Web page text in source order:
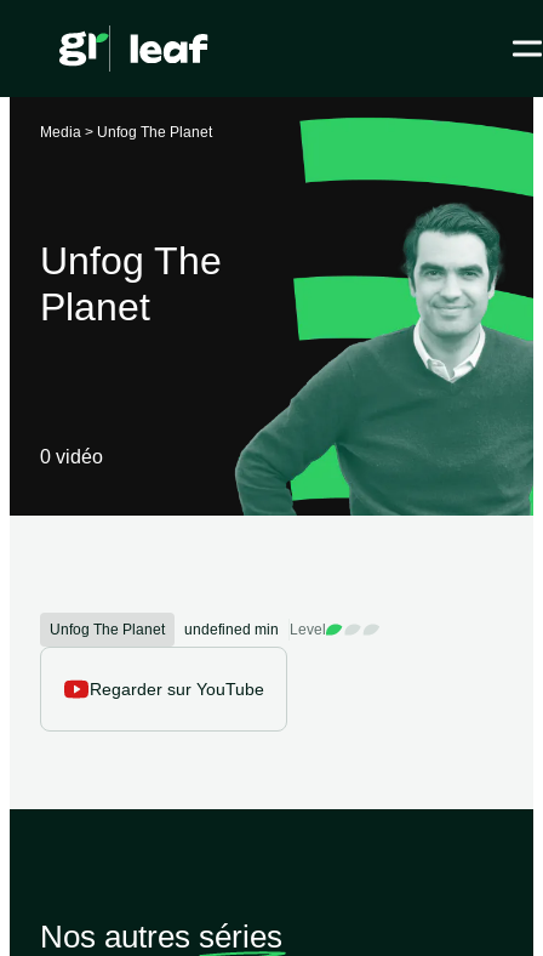
Media > Unfog The Planet
Unfog The
Planet
0 vidéo
Unfog The Planet undefined min Level
Regarder sur YouTube
Nos autres séries